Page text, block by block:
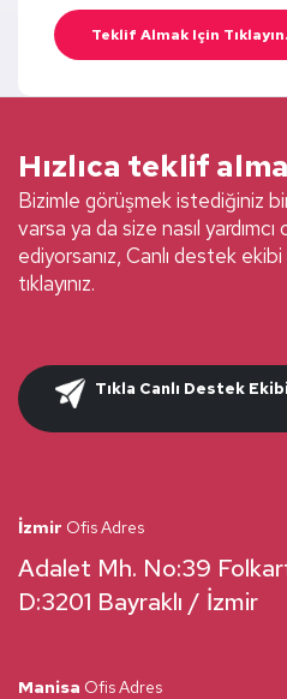
Teklif Almak Için Tıklayın.
Hızlıca teklif
Bizimle görüşmek istediğiniz
varsa ya da size nasıl
ediyorsanız, Canlı destek
tıklayınız.
Tıkla Canlı Destek
İzmir Ofis Adres
Adalet Mh. No:39
D:3201 Bayraklı / İzmir
Manisa Ofis Adres